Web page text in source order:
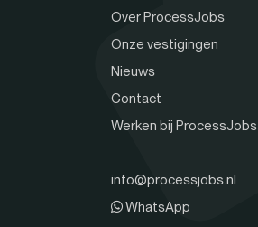
Over ProcessJobs
Onze vestigingen
Nieuws
Contact
Werken bij ProcessJobs
info@processjobs.nl
WhatsApp